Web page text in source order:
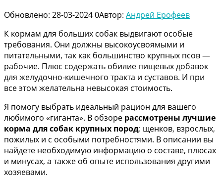
Обновлено: 28-03-20240Автор: Андрей Ерофеев
К кормам для больших собак выдвигают особые
требования. Они должны высокоусвоямыми и
питательными, так как большинство крупных псов —
рабочие. Плюс содержать обилие пищевых добавок
для желудочно-кишечного тракта и суставов. И при
все этом желательна невысокая стоимость.
Я помогу выбрать идеальный рацион для вашего
любимого «гиганта». В обзоре рассмотрены лучшие
корма для собак крупных пород: щенков, взрослых,
пожилых и с особыми потребностями. В описании вы
найдете необходимую информацию о составе, плюсах
и минусах, а также об опыте использования другими
хозяевами.